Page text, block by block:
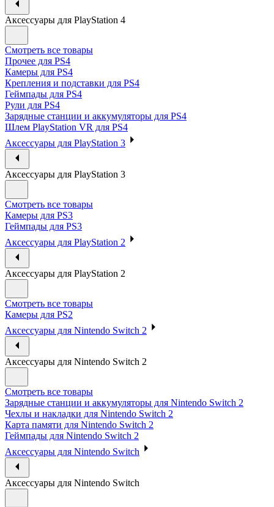
Аксессуары для PlayStation 4
Смотреть все товары
Прочее для PS4
Камеры для PS4
Крепления и подставки для PS4
Геймпады для PS4
Рули для PS4
Зарядные станции и аккумуляторы для PS4
Шлем PlayStation VR для PS4
Аксессуары для PlayStation 3
Аксессуары для PlayStation 3
Смотреть все товары
Камеры для PS3
Геймпады для PS3
Аксессуары для PlayStation 2
Аксессуары для PlayStation 2
Смотреть все товары
Камеры для PS2
Аксессуары для Nintendo Switch 2
Аксессуары для Nintendo Switch 2
Смотреть все товары
Зарядные станции и аккумуляторы для Nintendo Switch 2
Чехлы и накладки для Nintendo Switch 2
Карта памяти для Nintendo Switch 2
Геймпады для Nintendo Switch 2
Аксессуары для Nintendo Switch
Аксессуары для Nintendo Switch